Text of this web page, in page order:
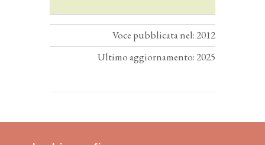
Voce pubblicata nel: 2012
Ultimo aggiornamento: 2025